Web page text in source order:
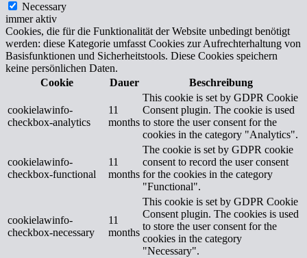
Necessary
immer aktiv
Cookies, die für die Funktionalität der Website unbedingt benötigt
werden: diese Kategorie umfasst Cookies zur Aufrechterhaltung von
Basisfunktionen und Sicherheitstools. Diese Cookies speichern
keine persönlichen Daten.
Cookie
Dauer Beschreibung
cookielawinfo-
checkbox-analytics
11
months
This cookie is set by GDPR Cookie
Consent plugin. The cookie is used
to store the user consent for the
cookies in the category "Analytics".
cookielawinfo-
checkbox-functional
11
months
The cookie is set by GDPR cookie
consent to record the user consent
for the cookies in the category
"Functional".
cookielawinfo-
checkbox-necessary
11
months
This cookie is set by GDPR Cookie
Consent plugin. The cookies is used
to store the user consent for the
cookies in the category
"Necessary".